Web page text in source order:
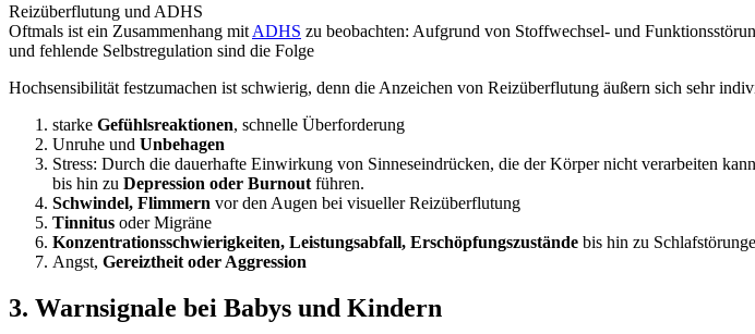
Reizüberflutung und ADHS
Oftmals ist ein Zusammenhang mit ADHS zu beobachten: Aufgrund von Stoffwechsel- und
und fehlende Selbstregulation sind die Folge
Hochsensibilität festzumachen ist schwierig, denn die Anzeichen von Reizüberflutung äußern sich sehr
starke Gefühlsreaktionen, schnelle Überforderung
Unruhe und Unbehagen
Stress: Durch die dauerhafte Einwirkung von Sinneseindrücken, die der Körper nicht verarbeiten
bis hin zu Depression oder Burnout führen.
Schwindel, Flimmern vor den Augen bei visueller Reizüberflutung
Tinnitus oder Migräne
Konzentrationsschwierigkeiten, Leistungsabfall, Erschöpfungszustände bis hin zu
Angst, Gereiztheit oder Aggression
3. Warnsignale bei Babys und Kindern